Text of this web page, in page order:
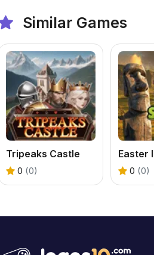
Similar Games
Tripeaks Castle
0 (0) 0 (0)